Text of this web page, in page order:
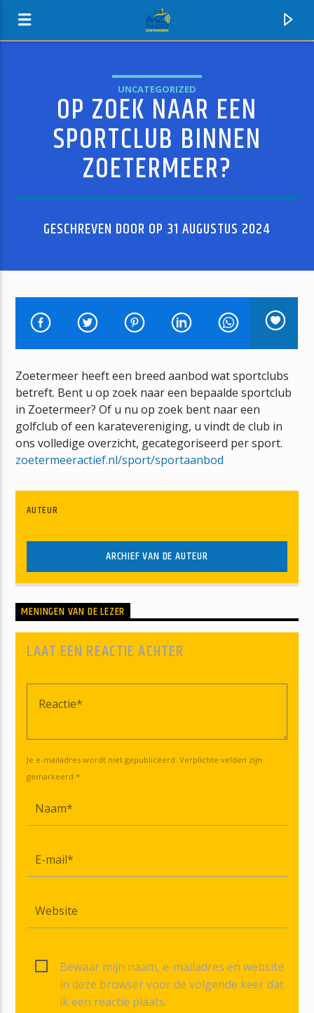
MZ-RADIO
HUIDIG NUMMER
SHARKS
IMAGINE DRAGONS
mz-radio
UNCATEGORIZED
OP ZOEK NAAR EEN
SPORTCLUB BINNEN
ZOETERMEER?
GESCHREVEN DOOR OP 31 AUGUSTUS 2024
Zoetermeer heeft een breed aanbod wat sportclubs
betreft. Bent u op zoek naar een bepaalde sportclub
in Zoetermeer? Of u nu op zoek bent naar een
golfclub of een karatevereniging, u vindt de club in
ons volledige overzicht, gecategoriseerd per sport.
zoetermeeractief.nl/sport/sportaanbod
AUTEUR
ARCHIEF VAN DE AUTEUR
MENINGEN VAN DE LEZER
LAAT EEN REACTIE ACHTER
Je e-mailadres wordt niet gepubliceerd. Verplichte velden zijn
gemarkeerd *
Bewaar mijn naam, e-mailadres en website
in deze browser voor de volgende keer dat
ik een reactie plaats.